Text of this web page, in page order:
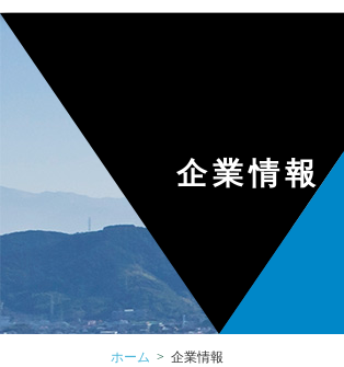
お電話でのお問い合わせ
緊急連絡について
企業情報
ホーム 企業情報